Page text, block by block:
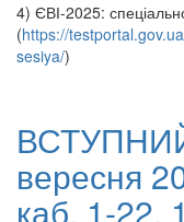
4) ЄВІ-2025:
(https://
sesiya/)
вересня
каб. 1-22,